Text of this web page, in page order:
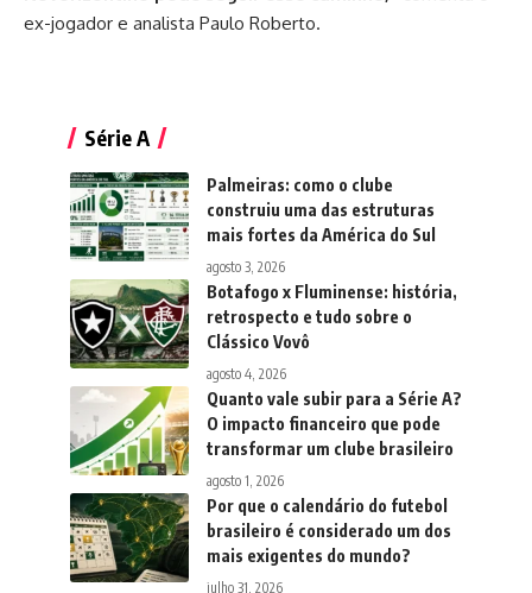
ex-jogador e analista Paulo Roberto.
Série A
Palmeiras: como o clube
construiu uma das estruturas
mais fortes da América do Sul
agosto 3, 2026
Botafogo x Fluminense: história,
retrospecto e tudo sobre o
Clássico Vovô
agosto 4, 2026
Quanto vale subir para a Série A?
O impacto financeiro que pode
transformar um clube brasileiro
agosto 1, 2026
Por que o calendário do futebol
brasileiro é considerado um dos
mais exigentes do mundo?
julho 31, 2026